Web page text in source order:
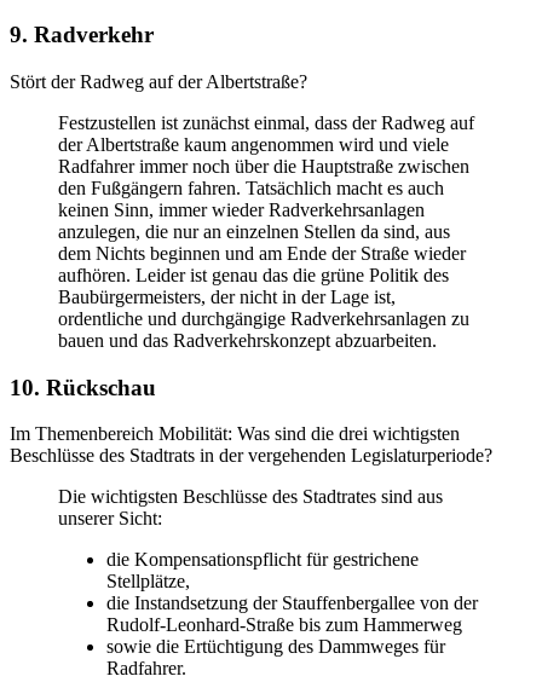
9. Radverkehr
Stört der Radweg auf der Albertstraße?
Festzustellen ist zunächst einmal, dass der Radweg auf
der Albertstraße kaum angenommen wird und viele
Radfahrer immer noch über die Hauptstraße zwischen
den Fußgängern fahren. Tatsächlich macht es auch
keinen Sinn, immer wieder Radverkehrsanlagen
anzulegen, die nur an einzelnen Stellen da sind, aus
dem Nichts beginnen und am Ende der Straße wieder
aufhören. Leider ist genau das die grüne Politik des
Baubürgermeisters, der nicht in der Lage ist,
ordentliche und durchgängige Radverkehrsanlagen zu
bauen und das Radverkehrskonzept abzuarbeiten.
10. Rückschau
Im Themenbereich Mobilität: Was sind die drei wichtigsten
Beschlüsse des Stadtrats in der vergehenden Legislaturperiode?
Die wichtigsten Beschlüsse des Stadtrates sind aus
unserer Sicht:
die Kompensationspflicht für gestrichene
Stellplätze,
die Instandsetzung der Stauffenbergallee von der
Rudolf-Leonhard-Straße bis zum Hammerweg
sowie die Ertüchtigung des Dammweges für
Radfahrer.